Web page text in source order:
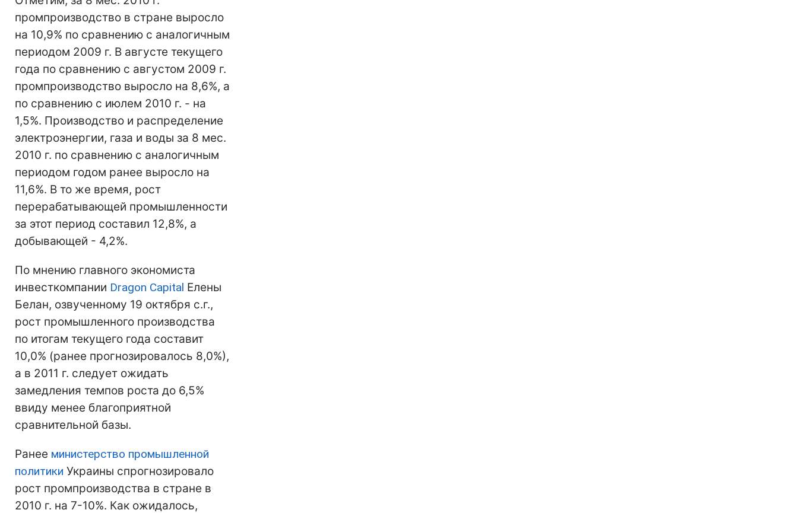
промпроизводство в стране выросло
на 10,9% по сравнению с аналогичным
периодом 2009 г. В августе текущего
года по сравнению с августом 2009 г.
промпроизводство выросло на 8,6%, а
по сравнению с июлем 2010 г. - на
1,5%. Производство и распределение
электроэнергии, газа и воды за 8 мес.
2010 г. по сравнению с аналогичным
периодом годом ранее выросло на
11,6%. В то же время, рост
перерабатывающей промышленности
за этот период составил 12,8%, а
добывающей - 4,2%.
По мнению главного экономиста
инвесткомпании Dragon Capital Елены
Белан, озвученному 19 октября с.г.,
рост промышленного производства
по итогам текущего года составит
10,0% (ранее прогнозировалось 8,0%),
а в 2011 г. следует ожидать
замедления темпов роста до 6,5%
ввиду менее благоприятной
сравнительной базы.
Ранее министерство промышленной
политики Украины спрогнозировало
рост промпроизводства в стране в
2010 г. на 7-10%. Как ожидалось,